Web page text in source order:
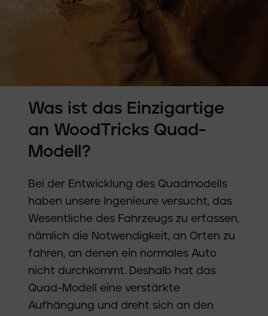
Was ist das Einzigartige
an WoodTricks Quad-
Modell?
Bei der Entwicklung des Quadmodells
haben unsere Ingenieure versucht, das
Wesentliche des Fahrzeugs zu erfassen,
nämlich die Notwendigkeit, an Orten zu
fahren, an denen ein normales Auto
nicht durchkommt. Deshalb hat das
Quad-Modell eine verstärkte
Aufhängung und dreht sich an den